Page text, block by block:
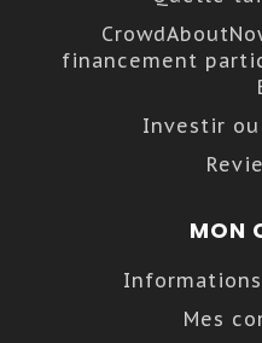
financement
Investir
MON
Mes